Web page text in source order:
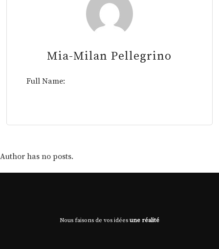
Mia-Milan Pellegrino
Full Name:
Author has no posts.
Nous faisons de vos idées une réalité